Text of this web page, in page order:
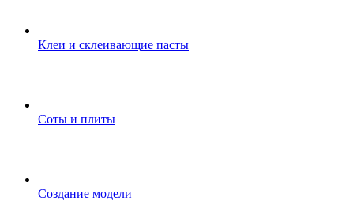
Клеи и склеивающие пасты
Соты и плиты
Создание модели